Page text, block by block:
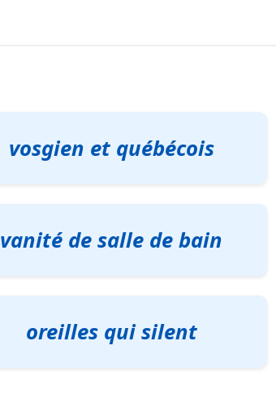
vosgien et québécois
vanité de salle de bain
oreilles qui silent